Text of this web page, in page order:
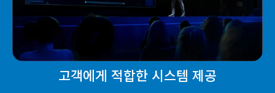
고객에게 적합한 시스템 제공